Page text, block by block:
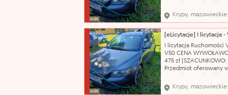
orzeczenia Sądu o jego
przepadku na rzecz
Państwa. Organ
nie opowiada za wady
sprzedawanych
Przegląd techniczny do
21.10.2026 r..
Krypy, mazowieckie
I licytacja Ruchomości
V50 CENA
475 zł (SZACUNKOWO:
Przedmiot oferowany
orzeczenia Sądu o jego
przepadku na rzecz
Krypy, mazowieckie